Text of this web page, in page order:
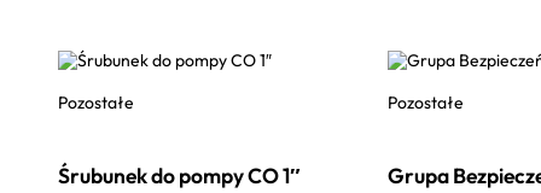
Pozostałe
Śrubunek do pompy CO 1″
Pozostałe
Grupa